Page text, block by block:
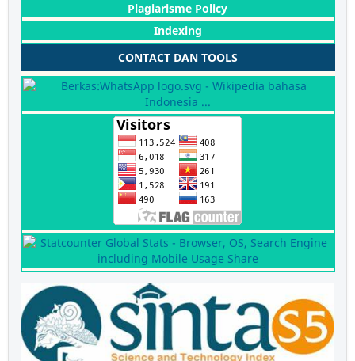
Plagiarisme Policy
Indexing
CONTACT DAN TOOLS